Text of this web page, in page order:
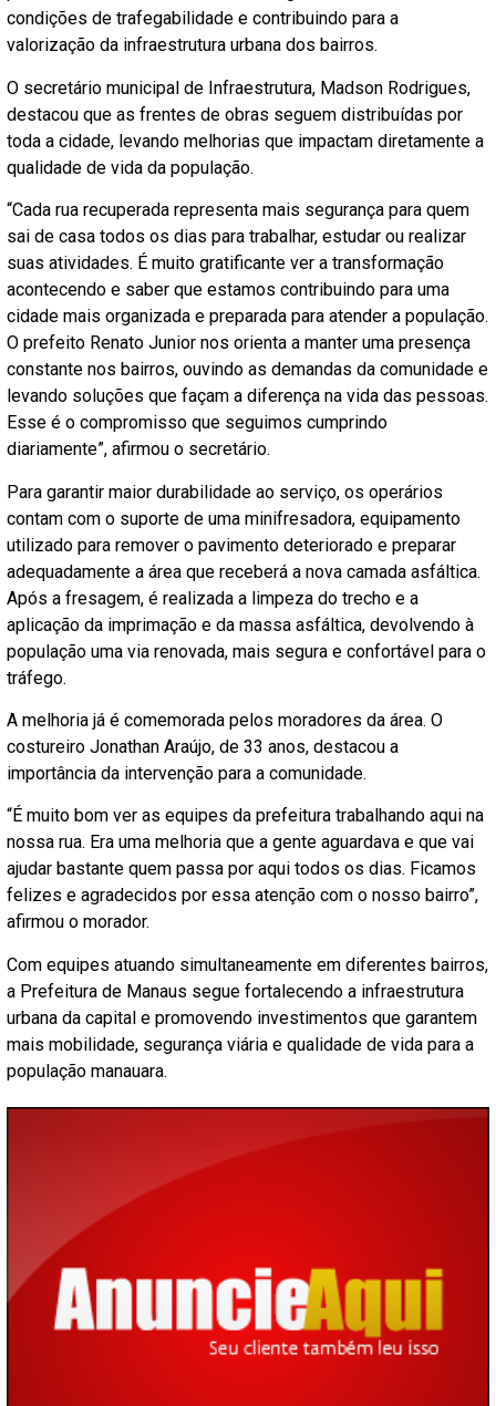
condições de trafegabilidade e contribuindo para a
valorização da infraestrutura urbana dos bairros.
O secretário municipal de Infraestrutura, Madson Rodrigues,
destacou que as frentes de obras seguem distribuídas por
toda a cidade, levando melhorias que impactam diretamente a
qualidade de vida da população.
“Cada rua recuperada representa mais segurança para quem
sai de casa todos os dias para trabalhar, estudar ou realizar
suas atividades. É muito gratificante ver a transformação
acontecendo e saber que estamos contribuindo para uma
cidade mais organizada e preparada para atender a população.
O prefeito Renato Junior nos orienta a manter uma presença
constante nos bairros, ouvindo as demandas da comunidade e
levando soluções que façam a diferença na vida das pessoas.
Esse é o compromisso que seguimos cumprindo
diariamente”, afirmou o secretário.
Para garantir maior durabilidade ao serviço, os operários
contam com o suporte de uma minifresadora, equipamento
utilizado para remover o pavimento deteriorado e preparar
adequadamente a área que receberá a nova camada asfáltica.
Após a fresagem, é realizada a limpeza do trecho e a
aplicação da imprimação e da massa asfáltica, devolvendo à
população uma via renovada, mais segura e confortável para o
tráfego.
A melhoria já é comemorada pelos moradores da área. O
costureiro Jonathan Araújo, de 33 anos, destacou a
importância da intervenção para a comunidade.
“É muito bom ver as equipes da prefeitura trabalhando aqui na
nossa rua. Era uma melhoria que a gente aguardava e que vai
ajudar bastante quem passa por aqui todos os dias. Ficamos
felizes e agradecidos por essa atenção com o nosso bairro”,
afirmou o morador.
Com equipes atuando simultaneamente em diferentes bairros,
a Prefeitura de Manaus segue fortalecendo a infraestrutura
urbana da capital e promovendo investimentos que garantem
mais mobilidade, segurança viária e qualidade de vida para a
população manauara.